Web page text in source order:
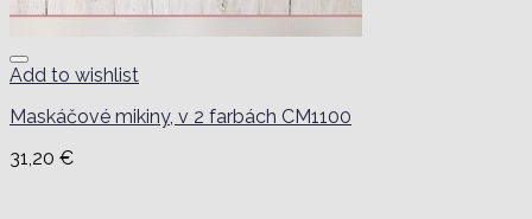
Add to wishlist
Maskáčové mikiny, v 2 farbách CM1100
31,20 €